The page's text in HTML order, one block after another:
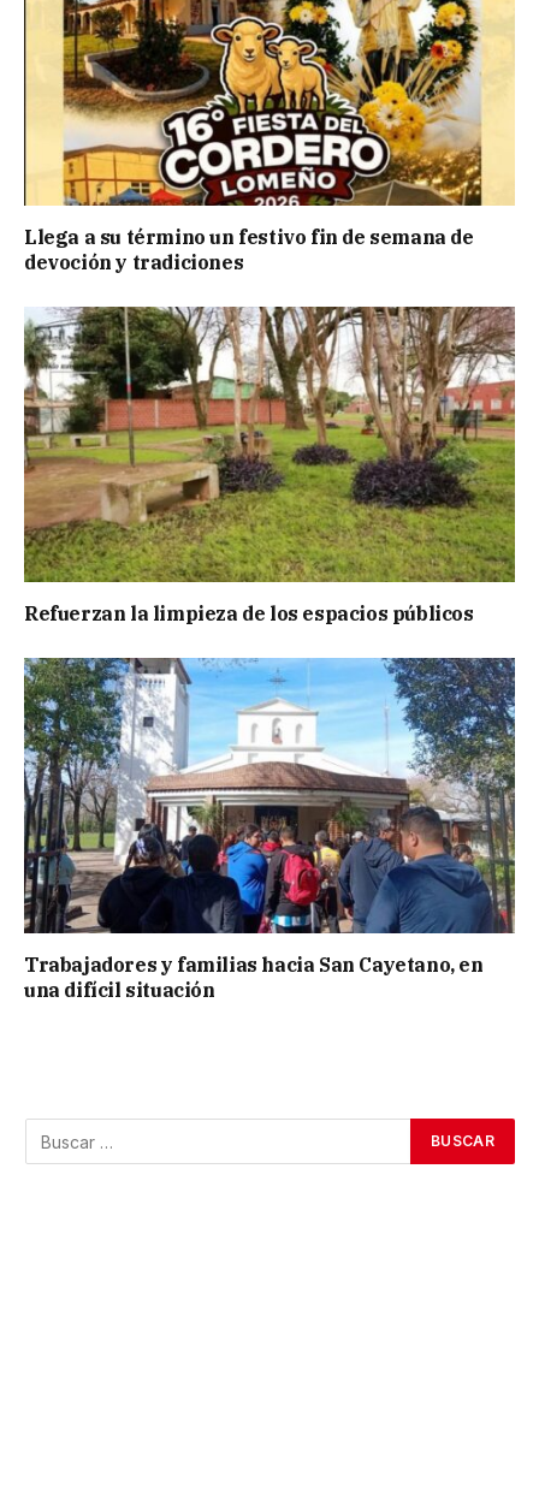
Llega a su término un festivo fin de semana de
devoción y tradiciones
Refuerzan la limpieza de los espacios públicos
Trabajadores y familias hacia San Cayetano, en
una difícil situación